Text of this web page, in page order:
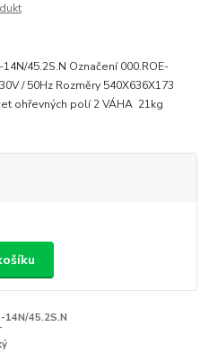
45.2S.N Označení 000.ROE-
/ 50Hz Rozměry 540X636X173
ohřevných polí 2 VÁHA 21kg
14N/45.2S.N